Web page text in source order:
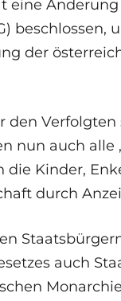
eine
der
den
nun auch
die Kinder,
durch
auch